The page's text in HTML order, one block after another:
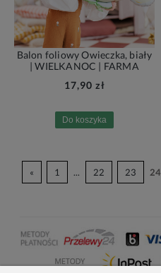
Balon foliowy Owieczka, biały
| WIELKANOC | FARMA
17,90 zł
Do koszyka
« 1 ... 22 23 24